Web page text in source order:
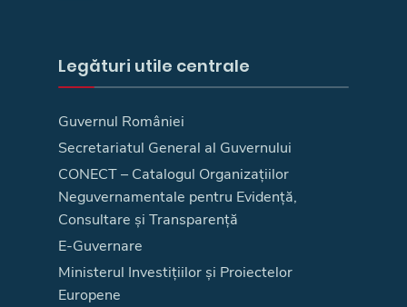
Legături utile centrale
Guvernul României
Secretariatul General al Guvernului
CONECT – Catalogul Organizațiilor
Neguvernamentale pentru Evidență,
Consultare și Transparență
E-Guvernare
Ministerul Investițiilor și Proiectelor
Europene